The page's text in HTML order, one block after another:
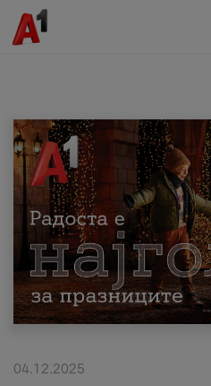
МК EN SQ
Приватни Деловни
Поддршка
Надополни кредит
04.12.2025